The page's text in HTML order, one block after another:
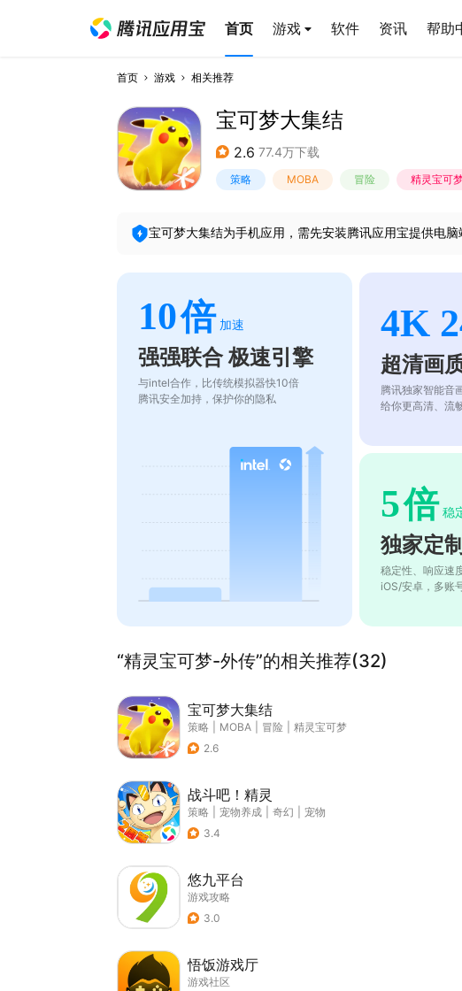
首页 游戏 软件 资讯 帮助
首页 游戏 相关推荐
宝可梦大集结
2.6 77.4万下载
策略 MOBA 冒险 精灵宝可
宝可梦大集结为手机应用，需先安装腾讯应用宝提供电
10倍 加速
强强联合 极速引擎
与intel合作，比传统模拟器快10倍
腾讯安全加持，保护你的隐私
4K
超清画
腾讯独家智能音
给你更高清、流
5倍 稳
独家定
稳定性、响应速
iOS/安卓，多账
“精灵宝可梦-外传”的相关推荐(32)
宝可梦大集结
策略 MOBA 冒险
精灵宝可梦
2.6
战斗吧！精灵
策略 宠物养成 奇幻
宠物
3.4
悠九平台
游戏攻略
3.0
悟饭游戏厅
游戏社区